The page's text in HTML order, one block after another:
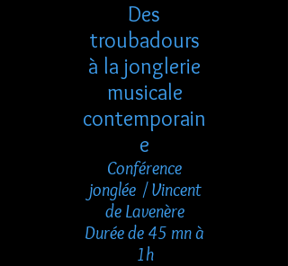
Des
troubadours
à la jonglerie
musicale
contemporain
e
Conférence
jonglée / Vincent
de Lavenère
Durée de 45 mn à
1h